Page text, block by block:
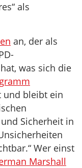
als
an, der als
was sich die
und bleibt ein
Sicherheit in
Wer einst
Marshall